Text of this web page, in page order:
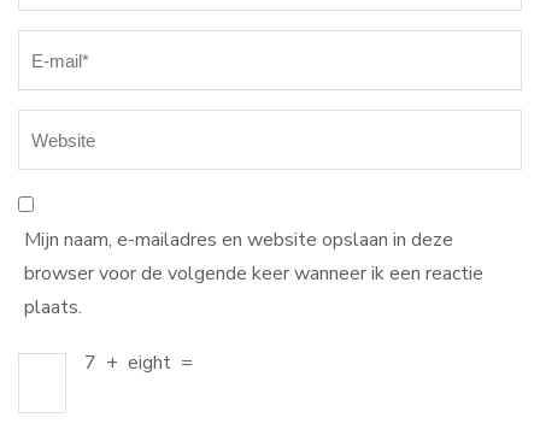
Mijn naam, e-mailadres en website opslaan in deze
browser voor de volgende keer wanneer ik een reactie
plaats.
7 + eight =